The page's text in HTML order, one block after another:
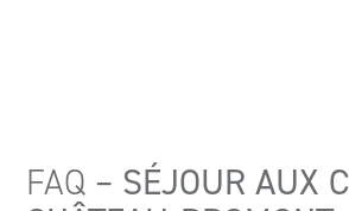
FAQ – SÉJOUR AUX